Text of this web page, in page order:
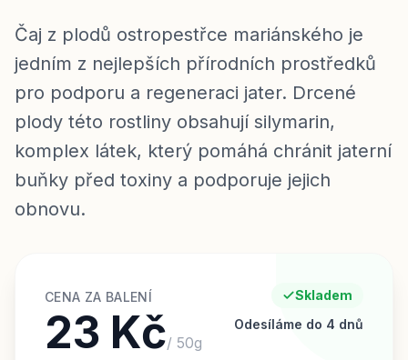
Čaj z plodů ostropestřce mariánského je
jedním z nejlepších přírodních prostředků
pro podporu a regeneraci jater. Drcené
plody této rostliny obsahují silymarin,
komplex látek, který pomáhá chránit jaterní
buňky před toxiny a podporuje jejich
obnovu.
CENA ZA BALENÍ
23 Kč/ 50g
Skladem
Odesíláme do 4 dnů